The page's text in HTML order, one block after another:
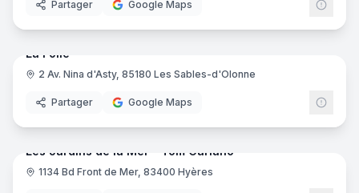
Partager Google Maps
21
La Folie
2 Av. Nina d'Asty, 85180 Les Sables-d'Olonne
Partager Google Maps
15
Les Jardins de la Mer - Tom Cariano
1134 Bd Front de Mer, 83400 Hyères